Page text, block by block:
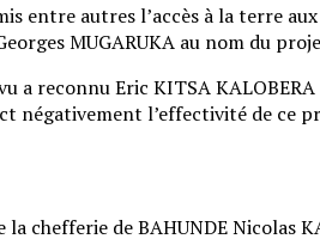
entre autres l’accès à la terre
MUGARUKA au nom du
reconnu Eric KITSA
l’effectivité de ce
chefferie de BAHUNDE Nicolas